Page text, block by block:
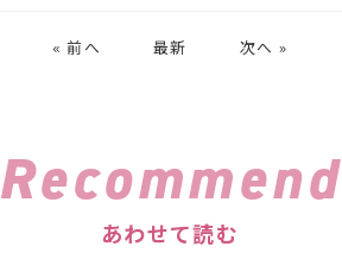
« 前へ 最新 次へ »
Recommend
あわせて読む